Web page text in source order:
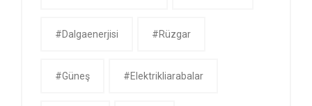
#dalgaenerjisi #rüzgar
#güneş #Elektrikliarabalar